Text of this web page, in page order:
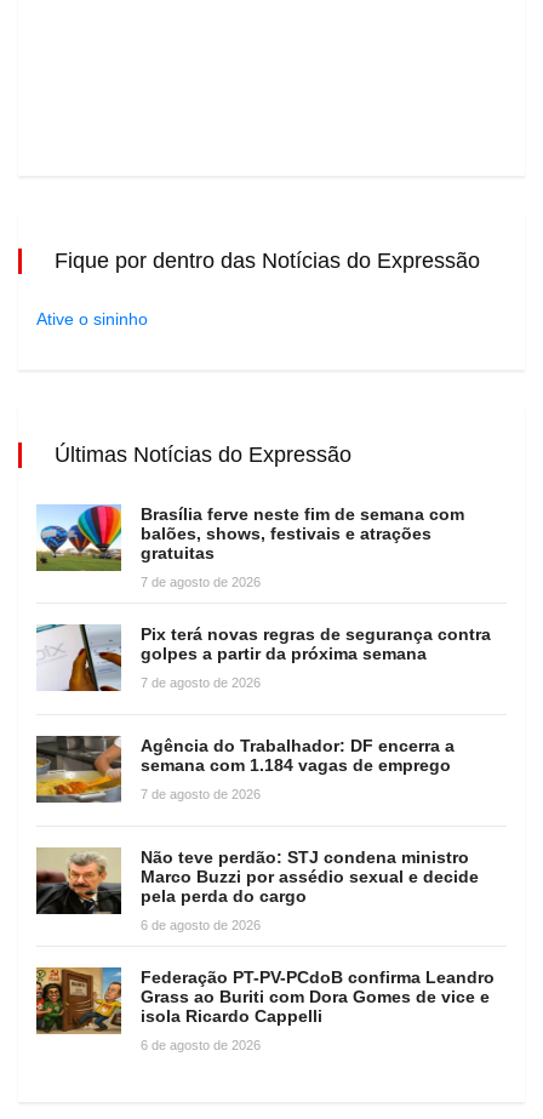
Fique por dentro das Notícias do Expressão
Ative o sininho
Últimas Notícias do Expressão
Brasília ferve neste fim de semana com
balões, shows, festivais e atrações
gratuitas
7 de agosto de 2026
Pix terá novas regras de segurança contra
golpes a partir da próxima semana
7 de agosto de 2026
Agência do Trabalhador: DF encerra a
semana com 1.184 vagas de emprego
7 de agosto de 2026
Não teve perdão: STJ condena ministro
Marco Buzzi por assédio sexual e decide
pela perda do cargo
6 de agosto de 2026
Federação PT-PV-PCdoB confirma Leandro
Grass ao Buriti com Dora Gomes de vice e
isola Ricardo Cappelli
6 de agosto de 2026